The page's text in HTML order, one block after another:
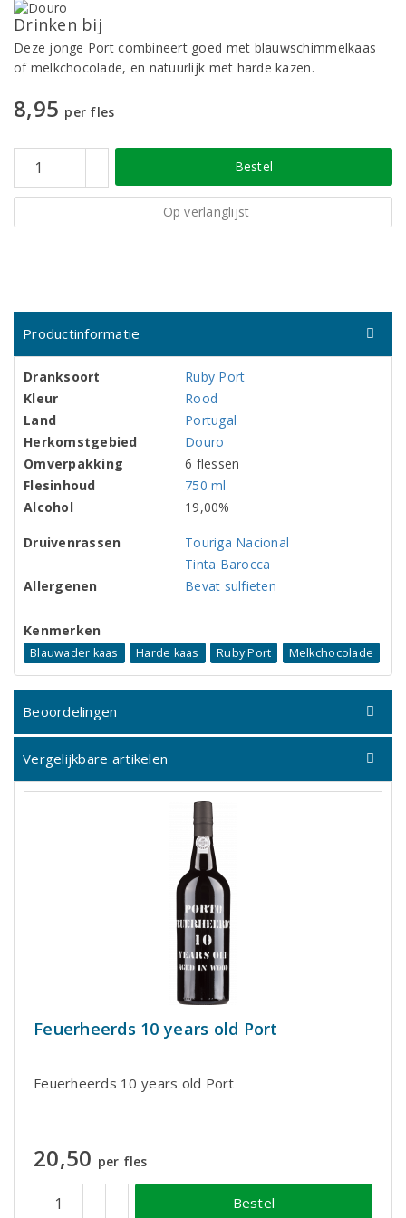
Drinken bij
Deze jonge Port combineert goed met blauwschimmelkaas
of melkchocolade, en natuurlijk met harde kazen.
8,95 per fles
Bestel
Op verlanglijst
Productinformatie
Dranksoort
Ruby Port
Kleur
Rood
Land
Portugal
Herkomstgebied
Douro
Omverpakking
6 flessen
Flesinhoud
750 ml
Alcohol
19,00%
Druivenrassen
Touriga Nacional
Tinta Barocca
Allergenen
Bevat sulfieten
Kenmerken
Blauwader kaas Harde kaas Ruby Port Melkchocolade
Beoordelingen
Vergelijkbare artikelen
Feuerheerds 10 years old Port
Feuerheerds 10 years old Port
20,50 per fles
Bestel